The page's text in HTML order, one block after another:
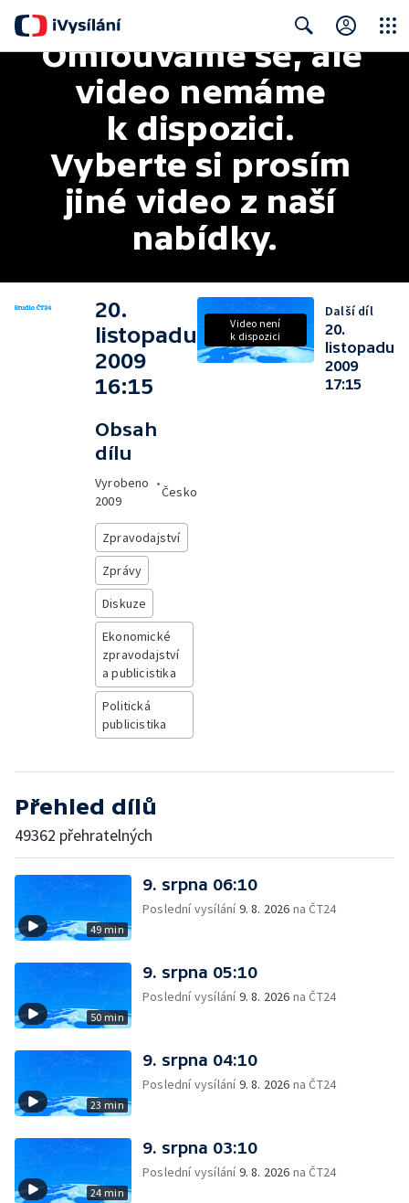
Search
Omlouváme se, ale
video nemáme
k dispozici.
Vyberte si prosím
jiné video z naší
nabídky.
20.
listopadu
2009
16:15
Obsah
dílu
Vyrobeno
2009
•
Česko
Zpravodajství
Zprávy
Diskuze
Ekonomické
zpravodajství
a publicistika
Politická
publicistika
Video není
k dispozici
Další díl
20.
listopadu
2009
17:15
Přehled dílů
49362 přehratelných
49 min
9. srpna 06:10
Poslední vysílání9. 8. 2026 na ČT24
50 min
9. srpna 05:10
Poslední vysílání9. 8. 2026 na ČT24
23 min
9. srpna 04:10
Poslední vysílání9. 8. 2026 na ČT24
24 min
9. srpna 03:10
Poslední vysílání9. 8. 2026 na ČT24